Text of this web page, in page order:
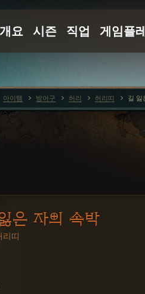
은 자의 속박
리띠
아이템 방어구 허리 허리띠 길 잃